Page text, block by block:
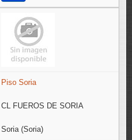
Piso Soria
CL FUEROS DE SORIA
Soria (Soria)